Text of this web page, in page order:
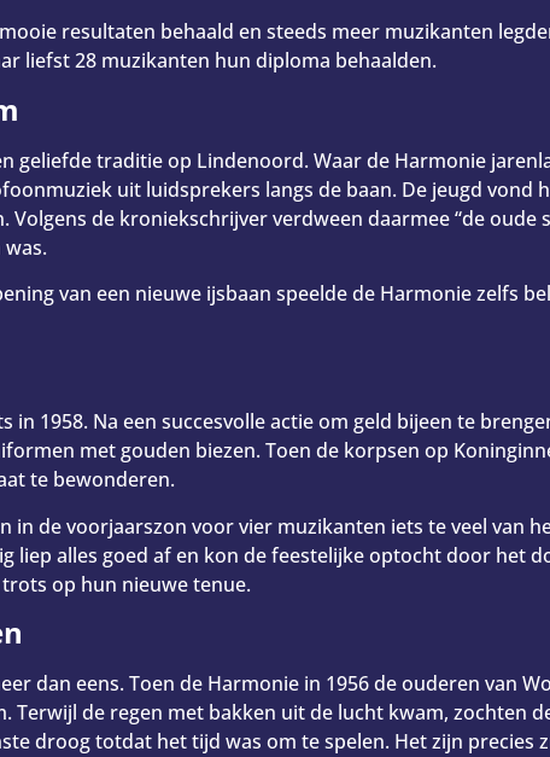
resultaten behaald en steeds meer muzikanten
liefst 28 muzikanten hun diploma behaalden.
geliefde traditie op Lindenoord. Waar de Harmonie
uit luidsprekers langs de baan. De jeugd vond
de kroniekschrijver verdween daarmee “de oude
van een nieuwe ijsbaan speelde de Harmonie zelfs
1958. Na een succesvolle actie om geld bijeen te
met gouden biezen. Toen de korpsen op
te bewonderen.
in de voorjaarszon voor vier muzikanten iets te veel van
liep alles goed af en kon de feestelijke optocht door het
op hun nieuwe tenue.
dan eens. Toen de Harmonie in 1956 de ouderen van
Terwijl de regen met bakken uit de lucht kwam, zochten
droog totdat het tijd was om te spelen. Het zijn precies